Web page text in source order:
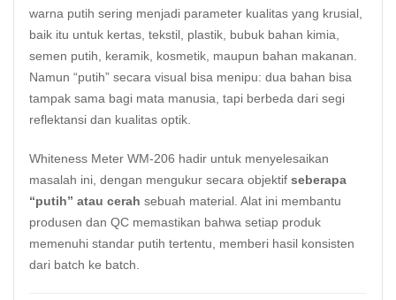
warna putih sering menjadi parameter kualitas yang krusial,
baik itu untuk kertas, tekstil, plastik, bubuk bahan kimia,
semen putih, keramik, kosmetik, maupun bahan makanan.
Namun “putih” secara visual bisa menipu: dua bahan bisa
tampak sama bagi mata manusia, tapi berbeda dari segi
reflektansi dan kualitas optik.
Whiteness Meter WM-206 hadir untuk menyelesaikan
masalah ini, dengan mengukur secara objektif seberapa
“putih” atau cerah sebuah material. Alat ini membantu
produsen dan QC memastikan bahwa setiap produk
memenuhi standar putih tertentu, memberi hasil konsisten
dari batch ke batch.